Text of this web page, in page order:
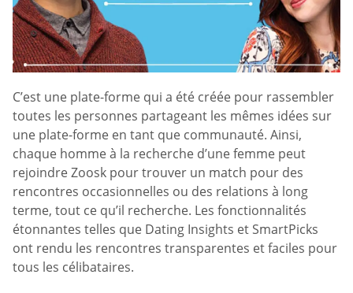
C’est une plate-forme qui a été créée pour rassembler
toutes les personnes partageant les mêmes idées sur
une plate-forme en tant que communauté. Ainsi,
chaque homme à la recherche d’une femme peut
rejoindre Zoosk pour trouver un match pour des
rencontres occasionnelles ou des relations à long
terme, tout ce qu’il recherche. Les fonctionnalités
étonnantes telles que Dating Insights et SmartPicks
ont rendu les rencontres transparentes et faciles pour
tous les célibataires.